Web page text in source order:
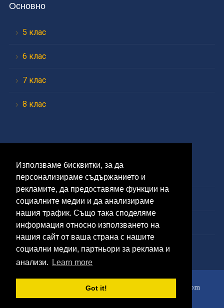
Използваме бисквитки, за да
персонализираме съдържанието и
рекламите, да предоставяме функции на
социалните медии и да анализираме
нашия трафик. Също така споделяме
информация относно използването на
нашия сайт от ваша страна с нашите
социални медии, партньори за реклама и
анализи.
Learn more
Got it!
Основно
5 клас
6 клас
7 клас
8 клас
9 клас
10 клас
11 клас
12 клас
Всички права запазени © 2020 www.matematikazavsicki.com